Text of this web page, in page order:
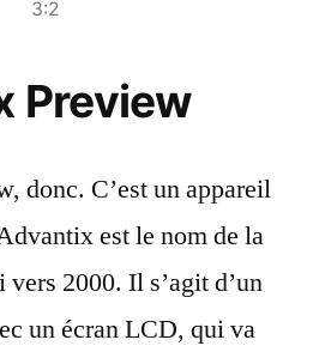
3:2
Preview
donc. C’est un appareil
est le nom de la
2000. Il s’agit d’un
un écran LCD, qui va